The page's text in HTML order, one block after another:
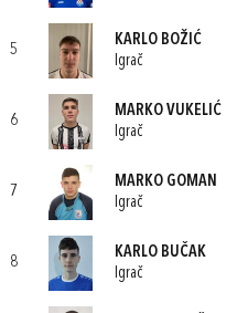
5
KARLO BOŽIĆ
Igrač
6
MARKO VUKELIĆ
Igrač
7
MARKO GOMAN
Igrač
8
KARLO BUČAK
Igrač